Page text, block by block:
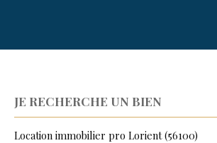
JE RECHERCHE UN BIEN
Location immobilier pro Lorient (56100)